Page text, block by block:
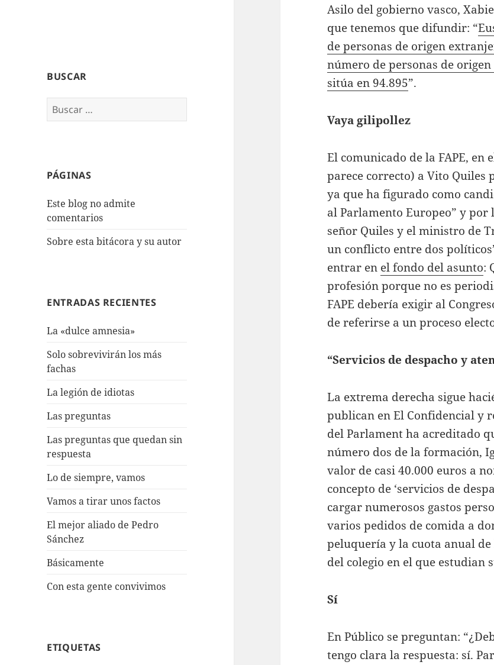
BUSCAR
Buscar:
PÁGINAS
Este blog no admite
comentarios
Sobre esta bitácora y su autor
ENTRADAS RECIENTES
La «dulce amnesia»
Solo sobrevivirán los más
fachas
La legión de idiotas
Las preguntas
Las preguntas que quedan sin
respuesta
Lo de siempre, vamos
Vamos a tirar unos factos
El mejor aliado de Pedro
Sánchez
Básicamente
Con esta gente convivimos
ETIQUETAS
Asilo del gobierno vasco,
que tenemos que difundir: “
de personas de origen
número de personas de
sitúa en 94.895”.
Vaya gilipollez
El comunicado de la FAPE, en
parece correcto) a Vito Quiles
ya que ha figurado como
al Parlamento Europeo” y
señor Quiles y el ministro de
un conflicto entre dos
entrar en el fondo del asunto:
profesión porque no es
FAPE debería exigir al
de referirse a un proceso
“Servicios de despacho y
La extrema derecha sigue
publican en El Confidencial y
del Parlament ha acreditado
número dos de la formación,
valor de casi 40.000 euros a
concepto de ‘servicios de
cargar numerosos gastos
varios pedidos de comida a
peluquería y la cuota anual
del colegio en el que estudian
Sí
En Público se preguntan:
tengo clara la respuesta: sí.